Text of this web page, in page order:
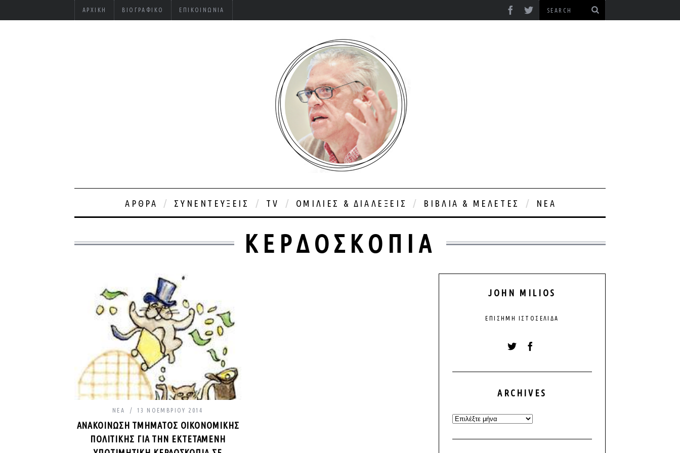
ΑΡΧΙΚΉ ΒΙΟΓΡΑΦΙΚΌ ΕΠΙΚΟΙΝΩΝΊΑ
ΆΡΘΡΑ ΣΥΝΕΝΤΕΎΞΕΙΣ TV ΟΜΙΛΊΕΣ & ΔΙΑΛΈΞΕΙΣ ΒΙΒΛΊΑ & ΜΕΛΈΤΕΣ ΝΈΑ
ΚΕΡΔΟΣΚΟΠΙΑ
ΝΈΑ 13 ΝΟΕΜΒΡΊΟΥ 2014
ΑΝΑΚΟΊΝΩΣΗ ΤΜΉΜΑΤΟΣ ΟΙΚΟΝΟΜΙΚΉΣ
ΠΟΛΙΤΙΚΉΣ ΓΙΑ ΤΗΝ ΕΚΤΕΤΑΜΈΝΗ
JOHN MILIOS
ΕΠΊΣΗΜΗ ΙΣΤΟΣΕΛΊΔΑ
ARCHIVES
Archives